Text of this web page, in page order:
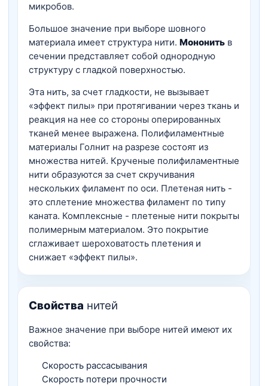
микробов.
Большое значение при выборе шовного
материала имеет структура нити. Мононить в
сечении представляет собой однородную
структуру с гладкой поверхностью.
Эта нить, за счет гладкости, не вызывает
«эффект пилы» при протягивании через ткань и
реакция на нее со стороны оперированных
тканей менее выражена. Полифиламентные
материалы Голнит на разрезе состоят из
множества нитей. Крученые полифиламентные
нити образуются за счет скручивания
нескольких филамент по оси. Плетеная нить -
это сплетение множества филамент по типу
каната. Комплексные - плетеные нити покрыты
полимерным материалом. Это покрытие
сглаживает шероховатость плетения и
снижает «эффект пилы».
Свойства нитей
Важное значение при выборе нитей имеют их
свойства:
Скорость рассасывания
Скорость потери прочности